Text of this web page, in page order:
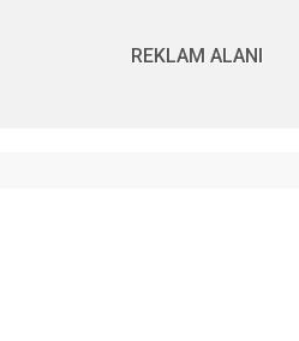
REKLAM ALANI